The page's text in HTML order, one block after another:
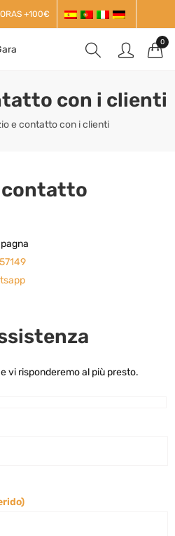
+100€
0
con i clienti
e contatto con i clienti
contatto
vi risponderemo al più presto.